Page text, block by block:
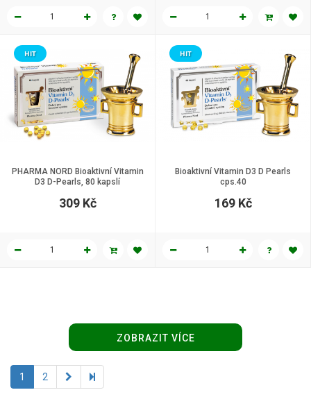
PHARMA NORD Bioaktivní Vitamin
D3 D-Pearls, 80 kapslí
HIT
309 Kč
Bioaktivní Vitamin D3 D Pearls
cps.40
HIT
169 Kč
ZOBRAZIT VÍCE
1 2